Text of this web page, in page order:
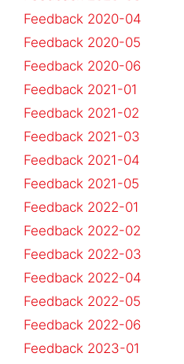
Feedback 2020-04
Feedback 2020-05
Feedback 2020-06
Feedback 2021-01
Feedback 2021-02
Feedback 2021-03
Feedback 2021-04
Feedback 2021-05
Feedback 2022-01
Feedback 2022-02
Feedback 2022-03
Feedback 2022-04
Feedback 2022-05
Feedback 2022-06
Feedback 2023-01